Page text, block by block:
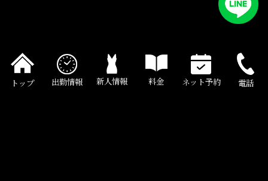
トップ 出勤情報 新人情報 料金 ネット予約 電話